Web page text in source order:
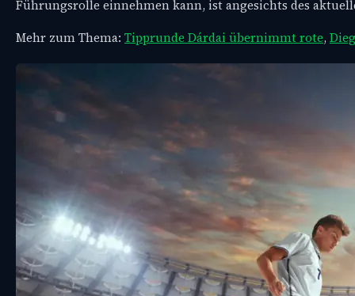
Führungsrolle einnehmen kann, ist angesichts des
Mehr zum Thema: Tipprunde Dárdai übernimmt rote,